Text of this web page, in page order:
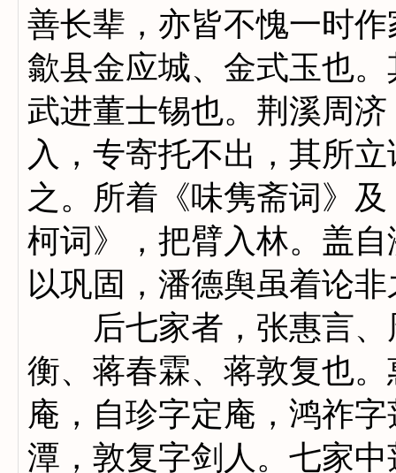
善长辈，亦皆不愧一时
歙县金应城、金式玉也
武进董士锡也。荆溪周
入，专寄托不出，其所
之。所着《味隽斋词》
柯词》，把臂入林。盖
以巩固，潘德舆虽着论
后七家者，张惠言、
衡、蒋春霖、蒋敦复也
庵，自珍字定庵，鸿祚
潭，敦复字剑人。七家